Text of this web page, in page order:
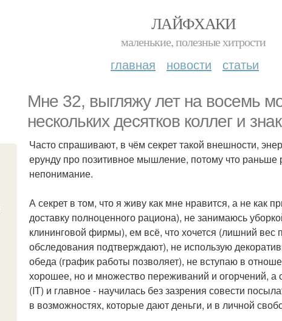
ЛАЙФХАКИ
маленькие, полезные хитрости
главная новости статьи
Мне 32, выгляжу лет на восемь
нескольких десятков коллег и
Часто спрашивают, в чём секрет такой внешности,
ерунду про позитивное мышление, потому что
непонимание.
А секрет в том, что я живу как мне нравится, а не
доставку полноценного рациона), не занимаюсь
клининговой фирмы), ем всё, что хочется (лишний вес
обследования подтверждают), не использую
обеда (график работы позволяет), не вступаю в
хорошее, но и множество переживаний и огорчений,
(IT) и главное - научилась без зазрения совести
в возможностях, которые дают деньги, и в личной